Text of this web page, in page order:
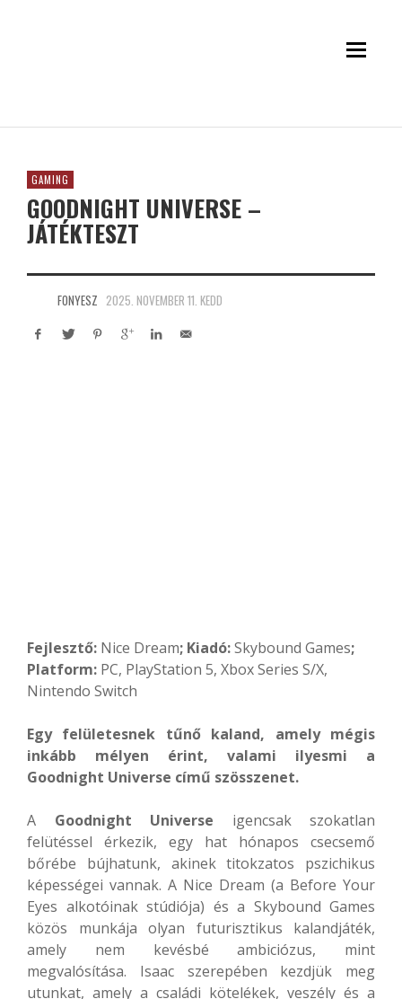
GAMING
GOODNIGHT UNIVERSE –
JÁTÉKTESZT
FONYESZ 2025. NOVEMBER 11. KEDD
Fejlesztő: Nice Dream; Kiadó:Skybound Games;
Platform: PC, PlayStation 5, Xbox Series S/X,
Nintendo Switch
Egy felületesnek tűnő kaland, amely mégis
inkább mélyen érint, valami ilyesmi a
Goodnight Universe című szösszenet.
A Goodnight Universe igencsak szokatlan
felütéssel érkezik, egy hat hónapos csecsemő
bőrébe bújhatunk, akinek titokzatos pszichikus
képességei vannak. A Nice Dream (a Before Your
Eyes alkotóinak stúdiója) és a Skybound Games
közös munkája olyan futurisztikus kalandjáték,
amely nem kevésbé ambiciózus, mint
megvalósítása. Isaac szerepében kezdjük meg
utunkat, amely a családi kötelékek, veszély és a